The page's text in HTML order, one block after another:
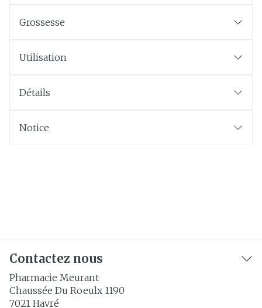
Grossesse
Utilisation
Détails
Notice
Contactez nous
Pharmacie Meurant
Chaussée Du Roeulx 1190
7021 Havré